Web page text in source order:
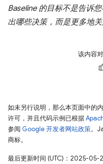
Baseline 的目标不是告诉
出哪些决策，而是更多地关
该内容
如未另行说明，那么本页面中的
许可，并且代码示例已根据
参阅 Google 开发者网站政策。
商标。
最后更新时间 (UTC)：2025-05-